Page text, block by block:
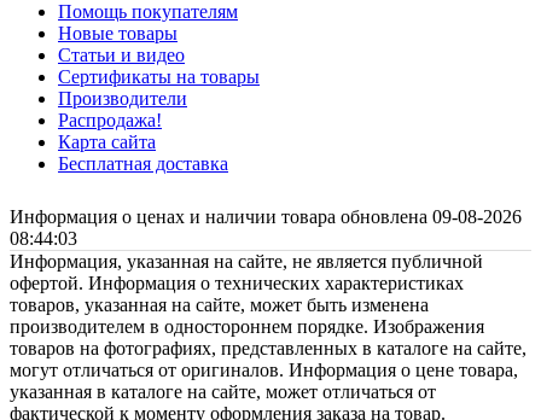
Помощь покупателям
Новые товары
Статьи и видео
Сертификаты на товары
Производители
Распродажа!
Карта сайта
Бесплатная доставка
Информация о ценах и наличии товара обновлена 09-08-2026
08:44:03
Информация, указанная на сайте, не является публичной
офертой. Информация о технических характеристиках
товаров, указанная на сайте, может быть изменена
производителем в одностороннем порядке. Изображения
товаров на фотографиях, представленных в каталоге на сайте,
могут отличаться от оригиналов. Информация о цене товара,
указанная в каталоге на сайте, может отличаться от
фактической к моменту оформления заказа на товар.